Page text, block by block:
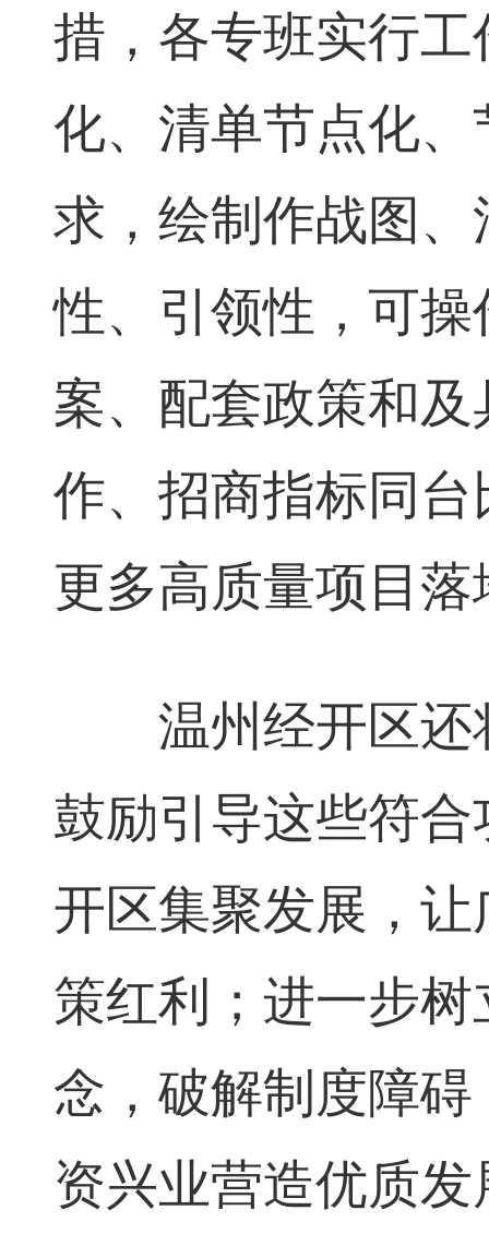
措，各专班实行
化、清单节点化
求，绘制作战图
性、引领性，可
案、配套政策和
作、招商指标同
更多高质量项目落
温州经开区还
鼓励引导这些符
开区集聚发展，
策红利；进一步树
念，破解制度障
资兴业营造优质